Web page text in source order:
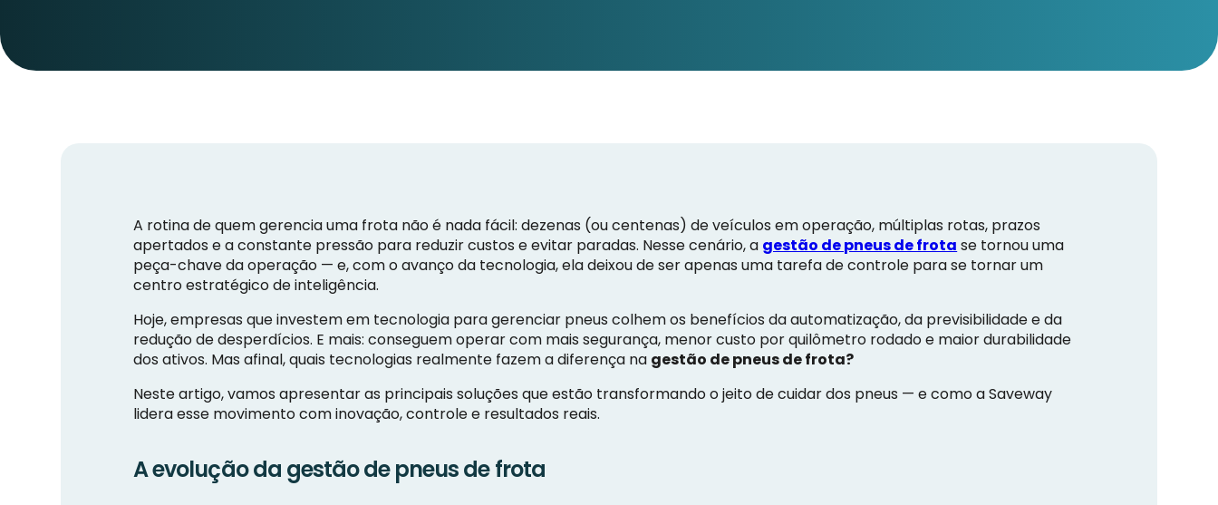
A rotina de quem gerencia uma frota não é nada fácil: dezenas (ou centenas) de veículos em operação, múltiplas rotas, prazos
apertados e a constante pressão para reduzir custos e evitar paradas. Nesse cenário, a gestão de pneus de frota se tornou uma
peça-chave da operação — e, com o avanço da tecnologia, ela deixou de ser apenas uma tarefa de controle para se tornar um
centro estratégico de inteligência.
Hoje, empresas que investem em tecnologia para gerenciar pneus colhem os benefícios da automatização, da previsibilidade e da
redução de desperdícios. E mais: conseguem operar com mais segurança, menor custo por quilômetro rodado e maior durabilidade
dos ativos. Mas afinal, quais tecnologias realmente fazem a diferença na gestão de pneus de frota?
Neste artigo, vamos apresentar as principais soluções que estão transformando o jeito de cuidar dos pneus — e como a Saveway
lidera esse movimento com inovação, controle e resultados reais.
A evolução da gestão de pneus de frota